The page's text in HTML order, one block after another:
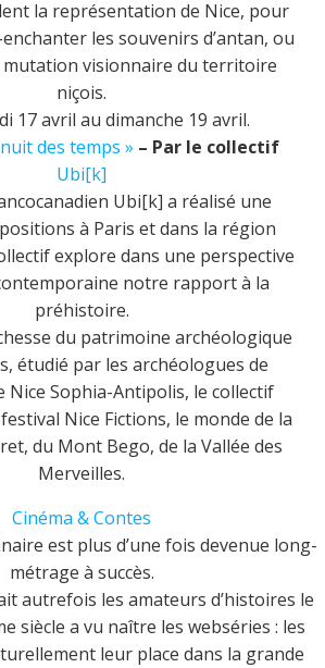
la représentation de Nice, pour
les souvenirs d’antan, ou
visionnaire du territoire
niçois.
17 avril au dimanche 19 avril.
des temps » – Par le collectif
Ubi[k]
Ubi[k] a réalisé une
à Paris et dans la région
explore dans une perspective
notre rapport à la
préhistoire.
du patrimoine archéologique
étudié par les archéologues de
Nice Sophia­-Antipolis, le collectif
Nice Fictions, le monde de la
du Mont Bego, de la Vallée des
Merveilles.
Cinéma & Contes
est plus d’une fois devenue long-
métrage à succès.
autrefois les amateurs d’histoires le
siècle a vu naître les webséries : les
leur place dans la grande